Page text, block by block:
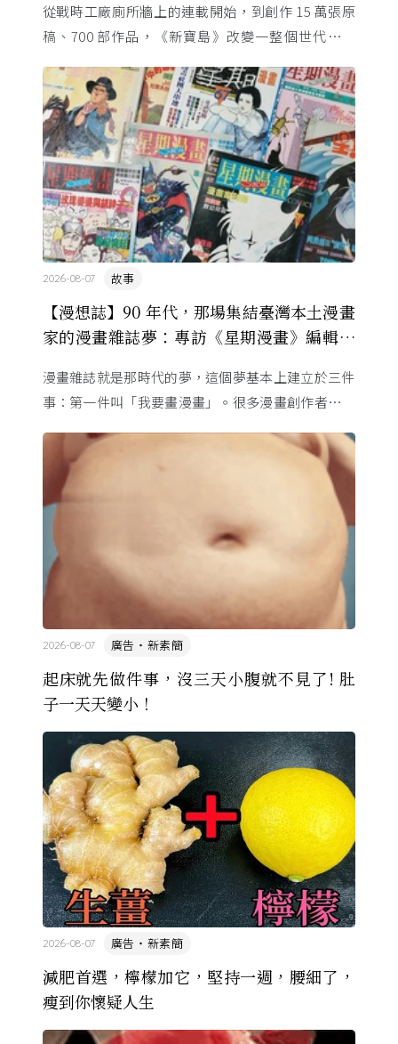
從戰時工廠廁所牆上的連載開始，到創作 15 萬張原
稿、700 部作品，《新寶島》改變一整個世代的命
改寫日本的文化 ...
【漫想誌】90 年代，那場集結臺灣本土漫畫
家的漫畫雜誌夢：專訪《星期漫畫》編輯黃
故事
2026-08-07
漫畫雜誌就是那時代的夢，這個夢基本上建立於三件
事：第一件叫「我要畫漫畫」。很多漫畫創作者從小
畫畫怎麼活？」
起床就先做件事，沒三天小腹就不見了! 肚
子一天天變小！
廣告・新素簡
2026-08-07
減肥首選，檸檬加它，堅持一週，腰細了，
瘦到你懷疑人生
廣告・新素簡
2026-08-07